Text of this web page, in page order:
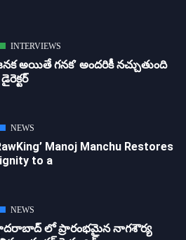
INTERVIEWS
అయితే గ‌న‌క‌’ అందరికీ నచ్చుతుంది
NEWS
Manoj Manchu Restores
to a
NEWS
లో ప్రారంభమైన నాగశౌర్య